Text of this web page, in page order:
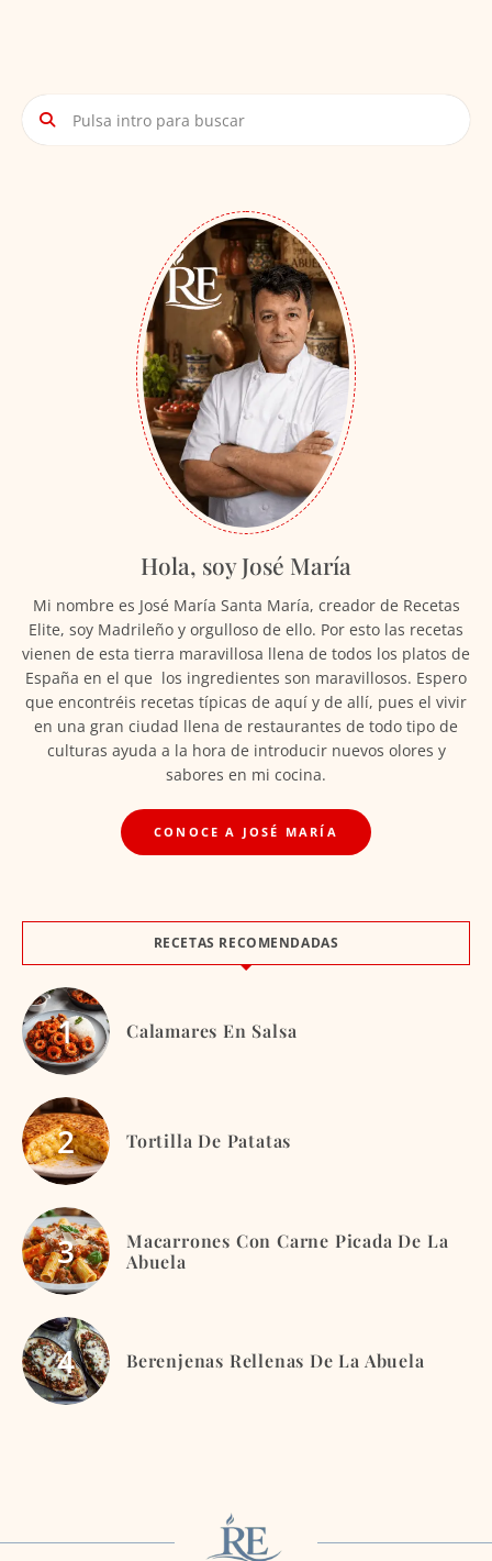
Hola, soy José María
Mi nombre es José María Santa María, creador de Recetas
Elite, soy Madrileño y orgulloso de ello. Por esto las recetas
vienen de esta tierra maravillosa llena de todos los platos de
España en el que los ingredientes son maravillosos. Espero
que encontréis recetas típicas de aquí y de allí, pues el vivir
en una gran ciudad llena de restaurantes de todo tipo de
culturas ayuda a la hora de introducir nuevos olores y
sabores en mi cocina.
CONOCE A JOSÉ MARÍA
RECETAS RECOMENDADAS
Calamares En Salsa
Tortilla De Patatas
Macarrones Con Carne Picada De La
Abuela
Berenjenas Rellenas De La Abuela